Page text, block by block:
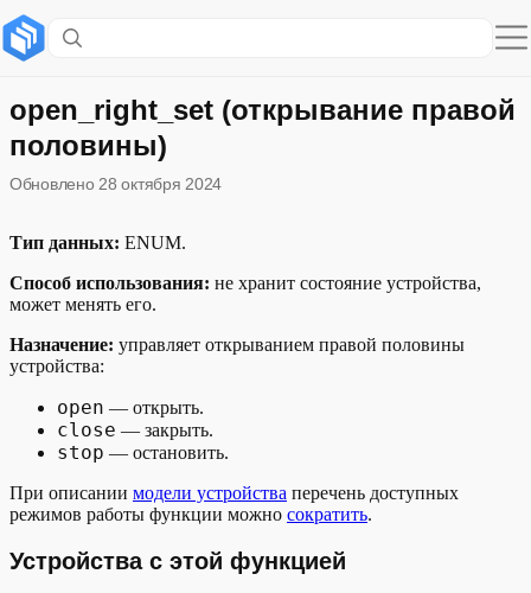
Устройства с этой функцией
Примеры голосовых команд
Пример описания состояния функции
open_right_set (открывание правой
половины)
Обновлено 28 октября 2024
Тип данных: ENUM.
Способ использования: не хранит состояние устройства,
может менять его.
Назначение: управляет открыванием правой половины
устройства:
open — открыть.
close — закрыть.
stop — остановить.
При описании модели устройства перечень доступных
режимов работы функции можно сократить.
Устройства с этой функцией